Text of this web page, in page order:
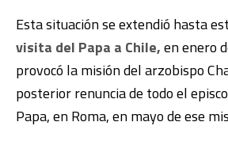
Esta situación se extendió hasta
visita del Papa a Chile,en enero
provocó la misión del arzobispo
posterior renuncia de todo el
Papa, en Roma, en mayo de ese